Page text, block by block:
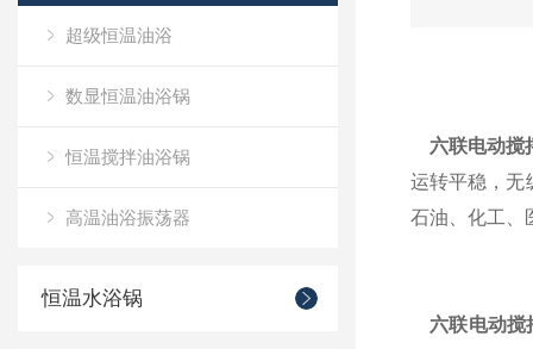
超级恒温油浴
数显恒温油浴锅
恒温搅拌油浴锅
高温油浴振荡器
恒温水浴锅
六联电动搅
运转平稳，无
石油、化工、
六联电动搅